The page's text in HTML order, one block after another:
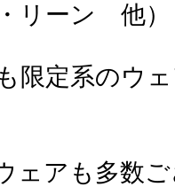
リーン 他）
限定系のウ
ェアも多数